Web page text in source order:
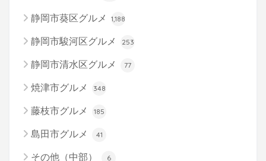
静岡市葵区グルメ 1,188
静岡市駿河区グルメ 253
静岡市清水区グルメ 77
焼津市グルメ 348
藤枝市グルメ 185
島田市グルメ 41
その他（中部） 6